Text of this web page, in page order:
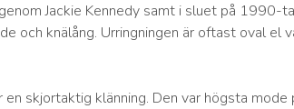
Jackie Kennedy samt i sluet på 1990-
och knälång. Urringningen är oftast oval el
skjortaktig klänning. Den var högsta mode